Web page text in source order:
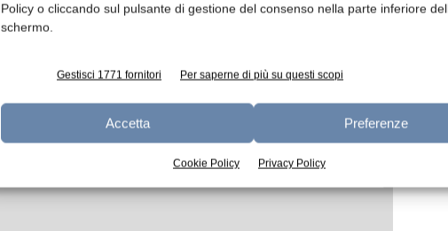
Policy o cliccando sul pulsante di gestione del consenso nella parte inferiore
schermo.
Gestisci 1771 fornitori Per saperne di più su questi scopi
Accetta Preferenze
Cookie Policy Privacy Policy